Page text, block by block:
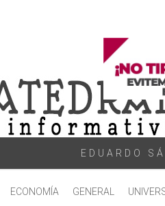
EDUARDO
ECONOMÍA GENERAL